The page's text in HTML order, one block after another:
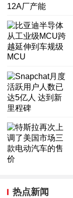
热点新闻